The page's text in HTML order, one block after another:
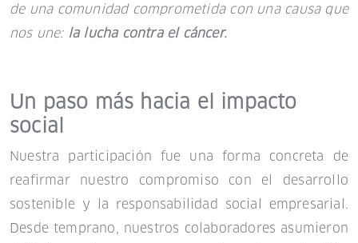
de una comunidad comprometida con una causa que
nos une: la lucha contra el cáncer.
Un paso más hacia el impacto
social
Nuestra participación fue una forma concreta de
reafirmar nuestro compromiso con el desarrollo
sostenible y la responsabilidad social empresarial.
Desde temprano, nuestros colaboradores asumieron